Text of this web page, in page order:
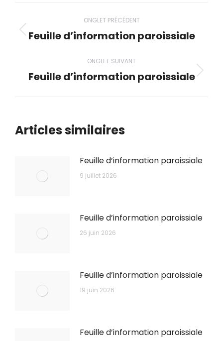
Navigation
de
commentaire
ONGLET PRÉCÉDENT
Onglet
Feuille d’information paroissiale
ONGLET SUIVANT
Onglet
Feuille d’information paroissiale
Articles similaires
Feuille d’information paroissiale
9 juillet 2026
Feuille d’information paroissiale
26 juin 2026
Feuille d’information paroissiale
19 juin 2026
Feuille d’information paroissiale